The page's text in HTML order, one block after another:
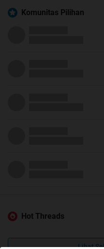
Komunitas Pilihan
Hot Threads
Lihat